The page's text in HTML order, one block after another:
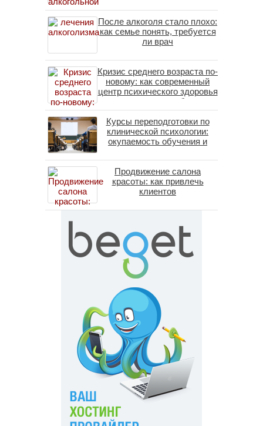
После алкоголя стало плохо:
как семье понять, требуется
ли врач
Кризис среднего возраста по-
новому: как современный
центр психического здоровья
помогает пересобрать
личность без таблеток
(методы ДПДГ и КПТ)
Курсы переподготовки по
клинической психологии:
окупаемость обучения и
специалистов в 2026 году
Продвижение салона
красоты: как привлечь
клиентов